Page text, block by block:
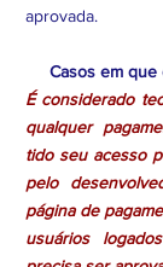
aprovada.
Casos em
É considerado
qualquer
tido seu acesso
pelo
página de
usuários